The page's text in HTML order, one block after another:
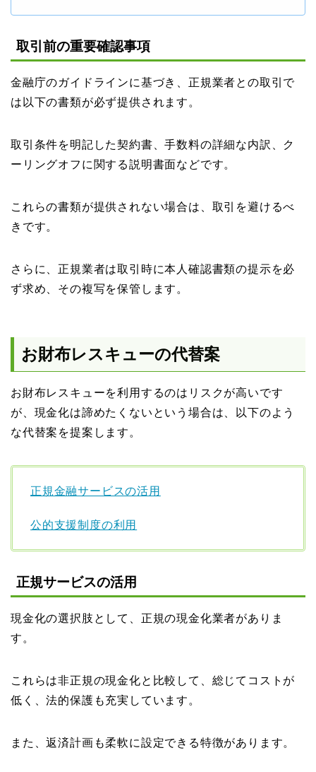
取引前の重要確認事項
金融庁のガイドラインに基づき、正規業者との取引で
は以下の書類が必ず提供されます。
取引条件を明記した契約書、手数料の詳細な内訳、ク
ーリングオフに関する説明書面などです。
これらの書類が提供されない場合は、取引を避けるべ
きです。
さらに、正規業者は取引時に本人確認書類の提示を必
ず求め、その複写を保管します。
お財布レスキューの代替案
お財布レスキューを利用するのはリスクが高いです
が、現金化は諦めたくないという場合は、以下のよう
な代替案を提案します。
正規金融サービスの活用
公的支援制度の利用
正規サービスの活用
現金化の選択肢として、正規の現金化業者がありま
す。
これらは非正規の現金化と比較して、総じてコストが
低く、法的保護も充実しています。
また、返済計画も柔軟に設定できる特徴があります。